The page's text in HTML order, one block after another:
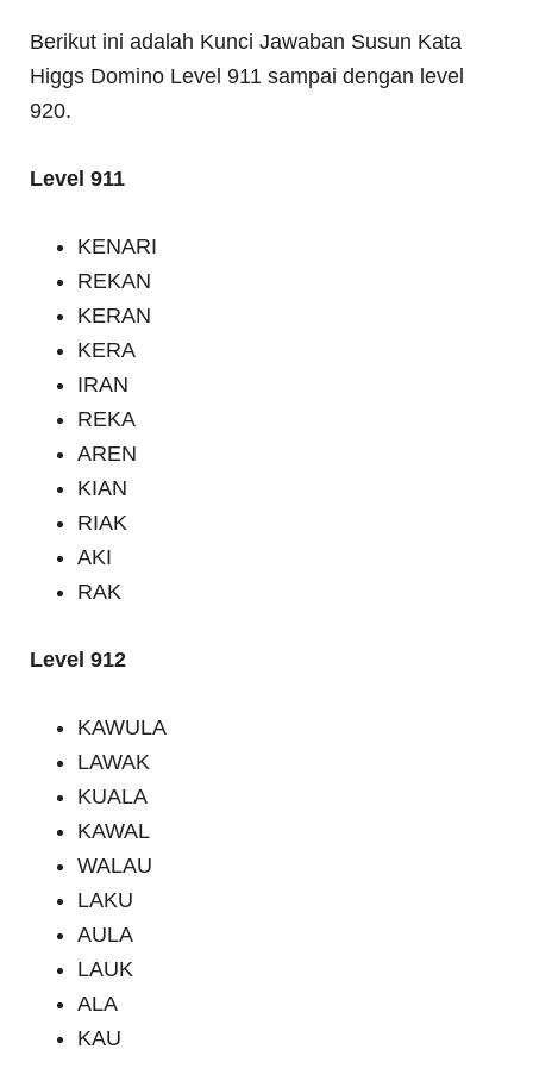
Berikut ini adalah Kunci Jawaban Susun Kata
Higgs Domino Level 911 sampai dengan level
920.
Level 911
KENARI
REKAN
KERAN
KERA
IRAN
REKA
AREN
KIAN
RIAK
AKI
RAK
Level 912
KAWULA
LAWAK
KUALA
KAWAL
WALAU
LAKU
AULA
LAUK
ALA
KAU